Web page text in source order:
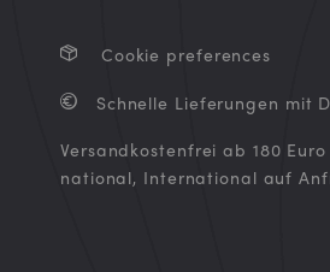
Cookie preferences
Schnelle Lieferungen mit
Versandkostenfrei ab 180 Euro
national, International auf